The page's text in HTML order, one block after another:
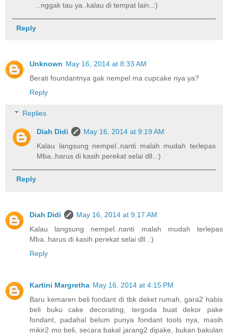
..nggak tau ya..kalau di tempat lain..:)
Reply
Unknown May 16, 2014 at 8:33 AM
Berati foundantnya gak nempel ma cupcake nya ya?
Reply
Replies
Diah Didi
May 16, 2014 at 9:19 AM
Kalau langsung nempel..nanti malah mudah terlepas
Mba..harus di kasih perekat selai dll..:)
Reply
Diah Didi
May 16, 2014 at 9:17 AM
Kalau langsung nempel..nanti malah mudah terlepas
Mba..harus di kasih perekat selai dll..:)
Reply
Kartini Margretha May 16, 2014 at 4:15 PM
Baru kemaren beli fondant di tbk deket rumah, gara2 habis
beli buku cake decorating, tergoda buat dekor pake
fondant, padahal belum punya fondant tools nya, masih
mikir2 mo beli, secara bakal jarang2 dipake, bukan bakulan